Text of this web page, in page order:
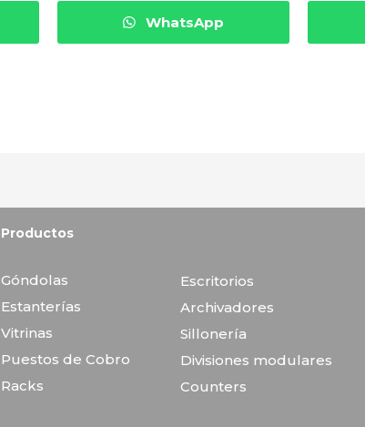
WhatsApp
Productos
Góndolas
Estanterías
Vitrinas
Puestos de Cobro
Racks
Escritorios
Archivadores
Sillonería
Divisiones modulares
Counters